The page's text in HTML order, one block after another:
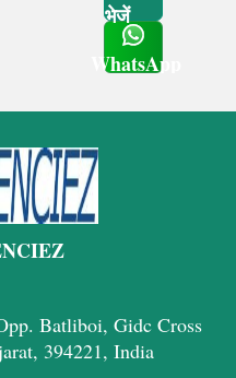
भेजें
WhatsApp
Batliboi, Gidc Cross
394221, India